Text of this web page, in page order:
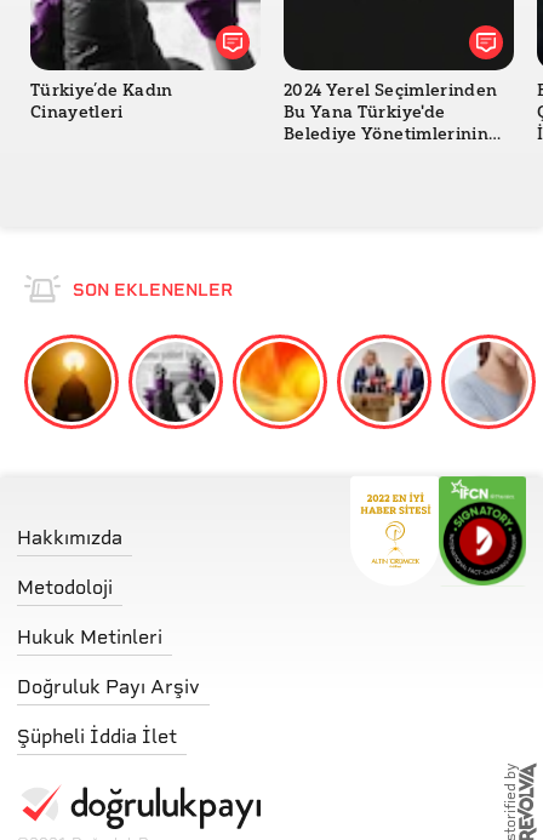
Türkiye’de Kadın
Cinayetleri
2024 Yerel Seçimlerinden
Bu Yana Türkiye'de
Belediye Yönetimlerinin
SON EKLENENLER
Hakkımızda
Metodoloji
Hukuk Metinleri
Doğruluk Payı Arşiv
Şüpheli İddia İlet
storified by